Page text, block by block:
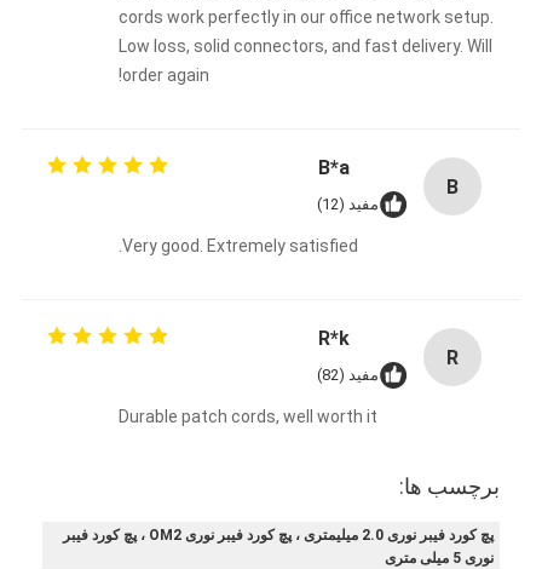
cords work perfectly in our office network setup.
Low loss, solid connectors, and fast delivery. Will
order again!
B
B*a
مفید (12)
Very good. Extremely satisfied.
R
R*k
مفید (82)
Durable patch cords, well worth it
برچسب ها:
پچ کورد فیبر نوری 2.0 میلیمتری ، پچ کورد فیبر نوری OM2 ، پچ کورد فیبر
نوری 5 میلی متری